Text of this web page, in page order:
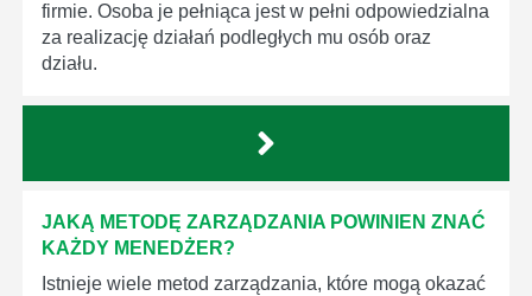
firmie. Osoba je pełniąca jest w pełni odpowiedzialna
za realizację działań podległych mu osób oraz
działu.
JAKĄ METODĘ ZARZĄDZANIA POWINIEN ZNAĆ
KAŻDY MENEDŻER?
Istnieje wiele metod zarządzania, które mogą okazać